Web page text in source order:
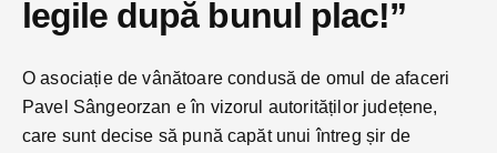
legile după bunul plac!”
O asociație de vânătoare condusă de omul de afaceri
Pavel Sângeorzan e în vizorul autorităților județene,
care sunt decise să pună capăt unui întreg șir de